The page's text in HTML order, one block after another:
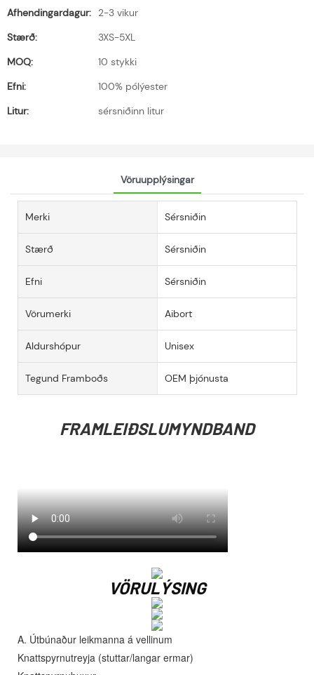
Afhendingardagur:
2-3 vikur
Stærð:
3XS-5XL
MOQ:
10 stykki
Efni:
100% pólýester
Litur:
sérsniðinn litur
Vöruupplýsingar
Merki Sérsniðin
Stærð Sérsniðin
Efni Sérsniðin
Vörumerki Aibort
Aldurshópur Unisex
Tegund Framboðs OEM þjónusta
FRAMLEIÐSLUMYNDBAND
VÖRULÝSING
A. Útbúnaður leikmanna á vellinum
Knattspyrnutreyja (stuttar/langar ermar)